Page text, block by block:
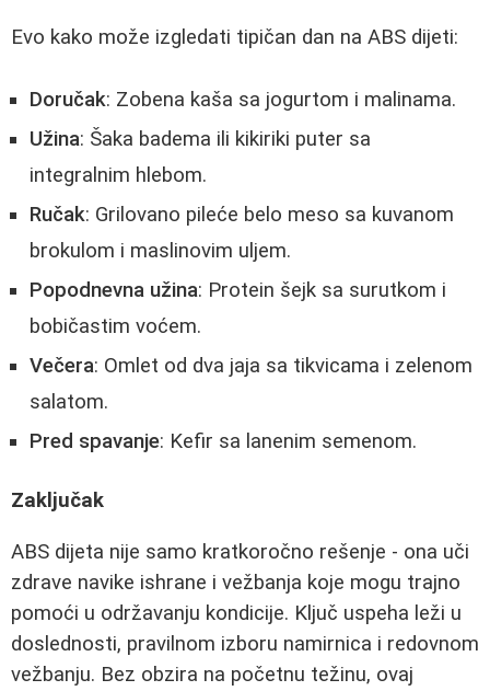
Evo kako može izgledati tipičan dan na ABS dijeti:
Doručak: Zobena kaša sa jogurtom i malinama.
Užina: Šaka badema ili kikiriki puter sa
integralnim hlebom.
Ručak: Grilovano pileće belo meso sa kuvanom
brokulom i maslinovim uljem.
Popodnevna užina: Protein šejk sa surutkom i
bobičastim voćem.
Večera: Omlet od dva jaja sa tikvicama i zelenom
salatom.
Pred spavanje: Kefir sa lanenim semenom.
Zaključak
ABS dijeta nije samo kratkoročno rešenje - ona uči
zdrave navike ishrane i vežbanja koje mogu trajno
pomoći u održavanju kondicije. Ključ uspeha leži u
doslednosti, pravilnom izboru namirnica i redovnom
vežbanju. Bez obzira na početnu težinu, ovaj